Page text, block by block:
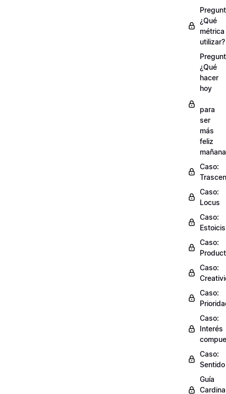
¿Qué
métrica
utilizar?
¿Qué
hacer
hoy
para
ser
más
feliz
Caso:
Caso:
Locus
Caso:
Caso:
Caso:
Caso:
Caso:
Interés
Caso:
Sentido
Guía